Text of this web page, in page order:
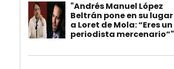
"Andrés Manuel López
Beltrán pone en su lugar
a Loret de Mola: “Eres un
periodista mercenario”"